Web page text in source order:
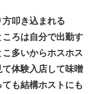
叩き込まれる
ろは自分で出勤す
多いからホスホス
体験入店して味噌
も結構ホストにも